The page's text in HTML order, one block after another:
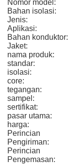
Nomor model:
Bahan isolasi:
Jenis:
Aplikasi:
Bahan konduktor:
Jaket:
nama produk:
standar:
isolasi:
core:
tegangan:
sampel:
sertifikat:
pasar utama:
harga:
Perincian
Pengiriman:
Perincian
Pengemasan: